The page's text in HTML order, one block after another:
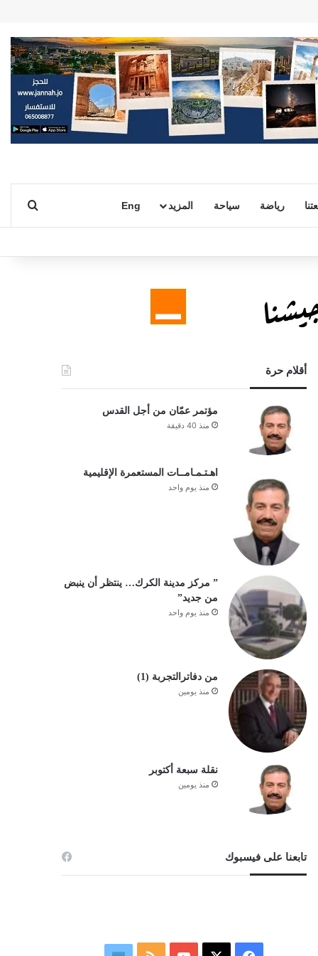
رياضة سياحة المزيد Eng بحث
أقلام حرة
مؤتمر عمّان من أجل القدس
منذ 40 دقيقة
اهـتـمـامــات المستعمرة الإقليمية
منذ يوم واحد
” مركز مدينة الكرك… ينتظر أن ينبض
من جديد”
منذ يوم واحد
من دفاترالتجربة (1)
منذ يومين
نقلة سبعة أكتوبر
منذ يومين
تابعنا على فيسبوك